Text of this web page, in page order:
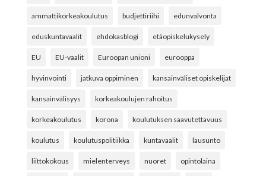
ammattikorkeakoulutus budjettiriihi edunvalvonta
eduskuntavaalit ehdokasblogi etäopiskelukysely
EU EU-vaalit Euroopan unioni eurooppa
hyvinvointi jatkuva oppiminen kansainväliset opiskelijat
kansainvälisyys korkeakoulujen rahoitus
korkeakoulutus korona koulutuksen saavutettavuus
koulutus koulutuspolitiikka kuntavaalit lausunto
liittokokous mielenterveys nuoret opintolaina